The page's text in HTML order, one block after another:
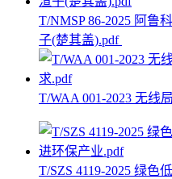
T/NMSP 86-2025 阿鲁
子(楚其盖).pdf
T/WAA 001-2023 无线
T/SZS 4119-2025 绿色